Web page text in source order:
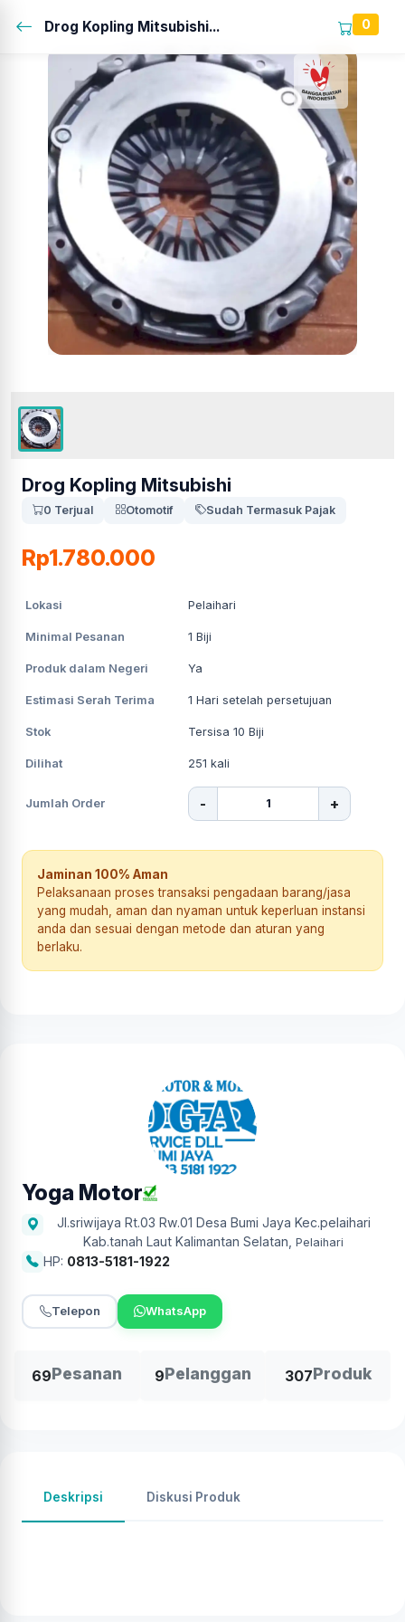
Drog Kopling Mitsubishi... 0
Drog Kopling Mitsubishi
0 Terjual Otomotif Sudah Termasuk Pajak
Rp1.780.000
Lokasi Pelaihari
Minimal Pesanan 1 Biji
Produk dalam Negeri Ya
Estimasi Serah Terima 1 Hari setelah persetujuan
Stok Tersisa 10 Biji
Dilihat 251 kali
Jumlah Order - +
Jaminan 100% Aman
Pelaksanaan proses transaksi pengadaan barang/jasa
yang mudah, aman dan nyaman untuk keperluan instansi
anda dan sesuai dengan metode dan aturan yang
berlaku.
Yoga Motor
Jl.sriwijaya Rt.03 Rw.01 Desa Bumi Jaya Kec.pelaihari
Kab.tanah Laut Kalimantan Selatan Pelaihari
HP: 0813-5181-1922
Telepon WhatsApp
69Pesanan 9Pelanggan 307Produk
Deskripsi Diskusi Produk